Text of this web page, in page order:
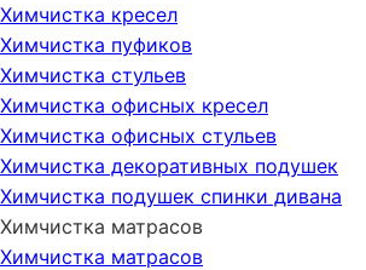
Химчистка кресел
Химчистка пуфиков
Химчистка стульев
Химчистка офисных кресел
Химчистка офисных стульев
Химчистка декоративных подушек
Химчистка подушек спинки дивана
Химчистка матрасов
Химчистка матрасов